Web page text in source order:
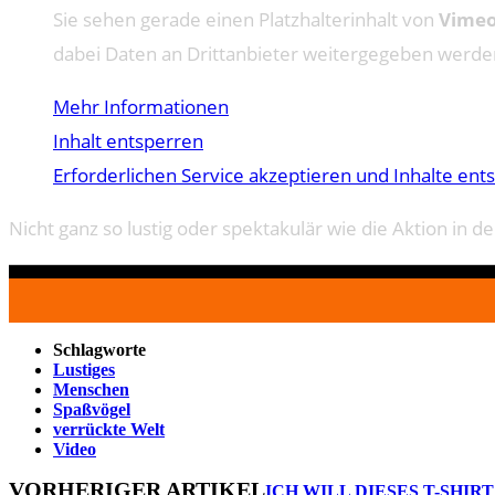
Sie sehen gerade einen Platzhalterinhalt von
dabei Daten an Drittanbieter weitergegeben
Mehr Informationen
Inhalt entsperren
Erforderlichen Service akzeptieren und Inhalte
Nicht ganz so lustig oder spektakulär wie die Aktion in
Schlagworte
Lustiges
Menschen
Spaßvögel
verrückte Welt
Video
VORHERIGER ARTIKELICH WILL DIESES T-